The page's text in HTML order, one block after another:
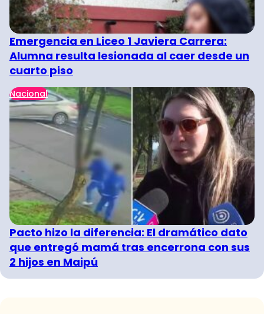
Emergencia en Liceo 1 Javiera Carrera:
Alumna resulta lesionada al caer desde un
cuarto piso
Nacional
Pacto hizo la diferencia: El dramático dato
que entregó mamá tras encerrona con sus
2 hijos en Maipú